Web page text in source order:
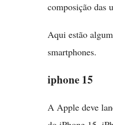
composição das
Aqui estão
smartphones.
iphone 15
A Apple deve